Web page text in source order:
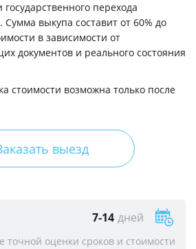
государственного перехода
Сумма выкупа составит от 60% до
в зависимости от
документов и реального состояния
стоимости возможна только после
выезд
7-14 дней
точной оценки сроков и стоимости